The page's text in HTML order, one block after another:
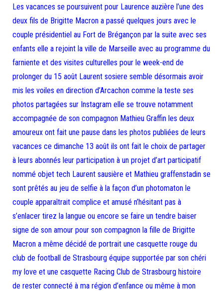
Les vacances se poursuivent pour Laurence auzière l’une des
deux fils de Brigitte Macron a passé quelques jours avec le
couple présidentiel au Fort de Brégançon par la suite avec ses
enfants elle a rejoint la ville de Marseille avec au programme du
farniente et des visites culturelles pour le week-end de
prolonger du 15 août Laurent sosiere semble désormais avoir
mis les voiles en direction d’Arcachon comme la teste ses
photos partagées sur Instagram elle se trouve notamment
accompagnée de son compagnon Mathieu Graffin les deux
amoureux ont fait une pause dans les photos publiées de leurs
vacances ce dimanche 13 août ils ont fait le choix de partager
à leurs abonnés leur participation à un projet d’art participatif
nommé objet tech Laurent sausière et Mathieu graffenstadin se
sont prêtés au jeu de selfie à la façon d’un photomaton le
couple apparaîtrait complice et amusé n’hésitant pas à
s’enlacer tirez la langue ou encore se faire un tendre baiser
signe de son amour pour son compagnon la fille de Brigitte
Macron a même décidé de portrait une casquette rouge du
club de football de Strasbourg équipe supportée par son chéri
my love et une casquette Racing Club de Strasbourg histoire
de rester connecté à ma région d’enfance ou même à mon